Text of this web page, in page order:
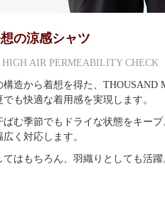
の涼感シャツ
HIGH AIR PERMEABILITY CHECK
造から着想を得た、THOUSAND
も快適な着用感を実現します。
む季節でもドライな状態をキー
く対応します。
はもちろん、羽織りとしても活